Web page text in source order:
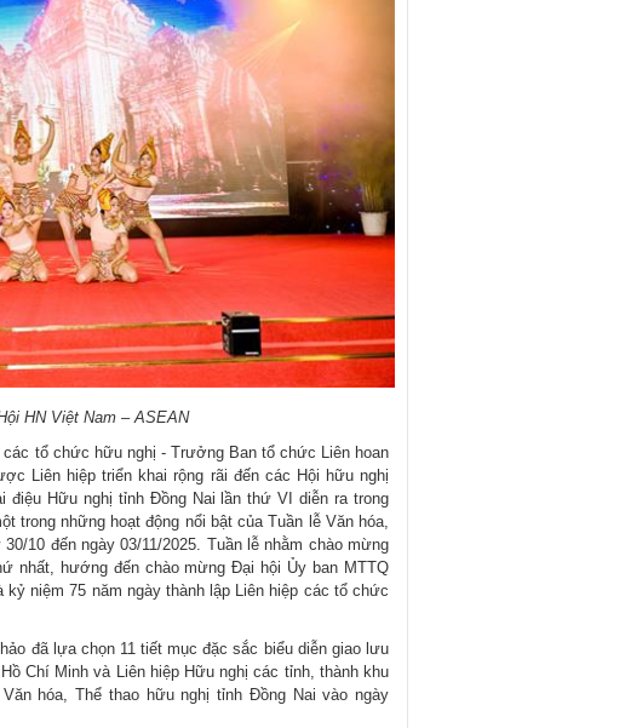
HN Việt Nam – ASEAN
tổ chức hữu nghị - Trưởng Ban tổ chức Liên hoan
Liên hiệp triển khai rộng rãi đến các Hội hữu nghị
điệu Hữu nghị tỉnh Đồng Nai lần thứ VI diễn ra trong
trong những hoạt động nổi bật của Tuần lễ Văn hóa,
10 đến ngày 03/11/2025. Tuần lễ nhằm chào mừng
nhất, hướng đến chào mừng Đại hội Ủy ban MTTQ
niệm 75 năm ngày thành lập Liên hiệp các tổ chức
đã lựa chọn 11 tiết mục đặc sắc biểu diễn giao lưu
Chí Minh và Liên hiệp Hữu nghị các tỉnh, thành khu
hóa, Thể thao hữu nghị tỉnh Đồng Nai vào ngày